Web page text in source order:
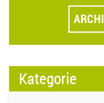
Kategorie